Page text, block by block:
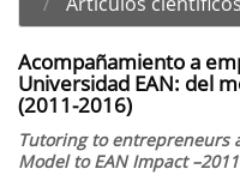
Acompañamiento a
Universidad EAN: del
(2011-2016)
Tutoring to entrepreneurs
Model to EAN Impact